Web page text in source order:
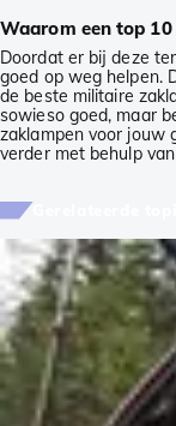
Waarom een top
Doordat er bij deze
goed op weg helpen.
de beste militaire
sowieso goed, maar
zaklampen voor jouw
verder met behulp